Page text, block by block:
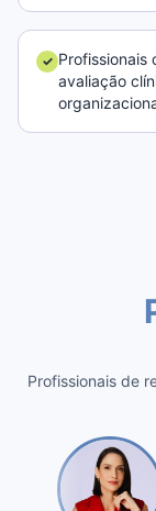
✓ Profissionais
avaliação
Profissionais de